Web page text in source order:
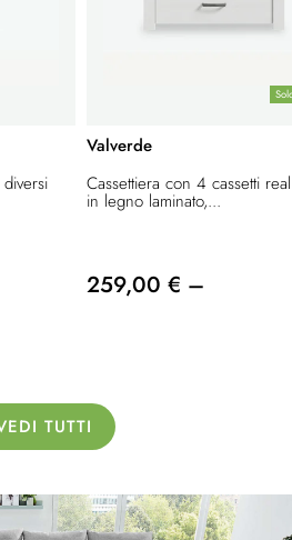
Valverde
Cassettiera con 4 cassetti
in legno laminato,...
259,00 € –
TUTTI